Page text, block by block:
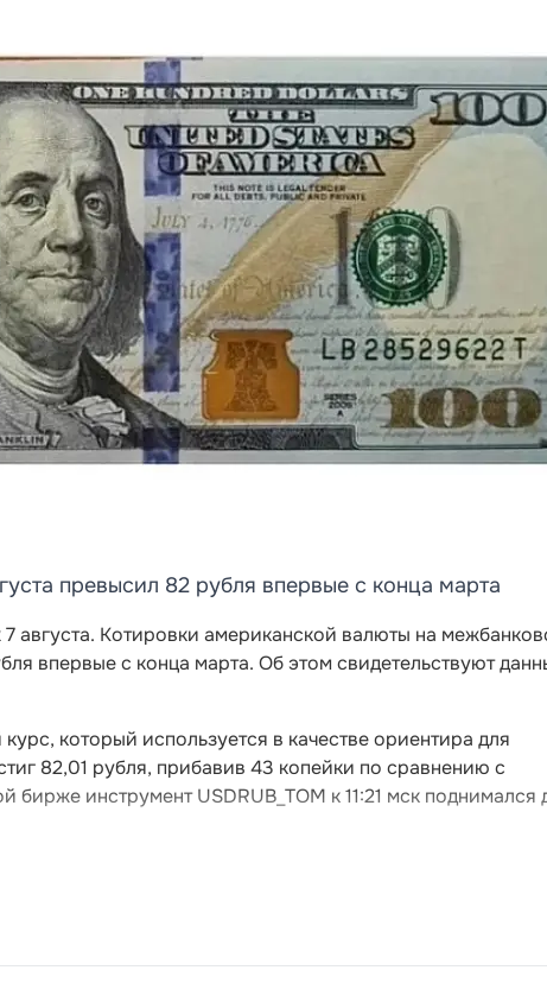
превысил 82 рубля впервые с конца марта
августа. Котировки американской валюты на
впервые с конца марта. Об этом свидетельствуют
который используется в качестве ориентира для
82,01 рубля, прибавив 43 копейки по сравнению с
инструмент USDRUB_TOM к 11:21 мск поднимался